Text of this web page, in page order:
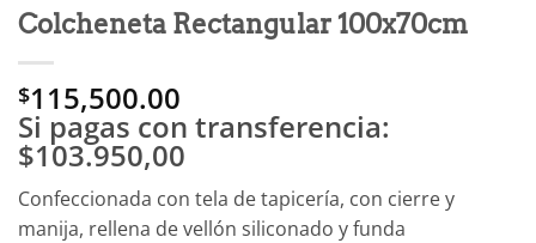
Colcheneta Rectangular 100x70cm
$115,500.00
Si pagas con transferencia:
$103.950,00
Confeccionada con tela de tapicería, con cierre y
manija, rellena de vellón siliconado y funda